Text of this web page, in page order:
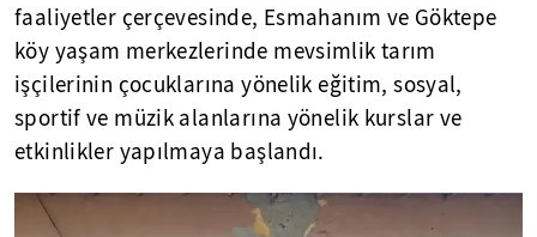
faaliyetler çerçevesinde, Esmahanım ve Göktepe
köy yaşam merkezlerinde mevsimlik tarım
işçilerinin çocuklarına yönelik eğitim, sosyal,
sportif ve müzik alanlarına yönelik kurslar ve
etkinlikler yapılmaya başlandı.